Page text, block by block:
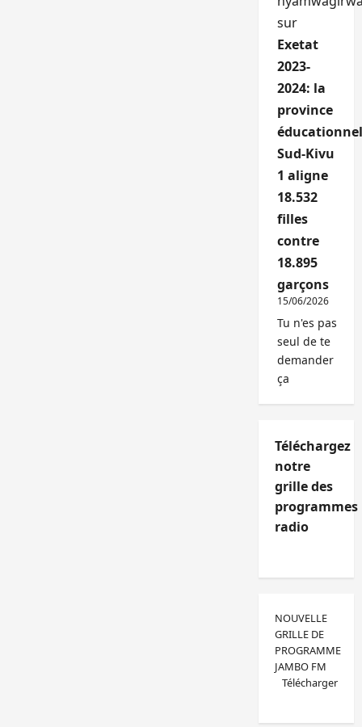
sur
Exetat
2023-
2024: la
province
Sud-Kivu
1 aligne
18.532
filles
contre
18.895
garçons
15/06/2026
Tu n'es pas
seul de te
demander
ça
Téléchargez
notre
grille des
programmes
radio
NOUVELLE
GRILLE DE
PROGRAMME
JAMBO FM
Télécharger